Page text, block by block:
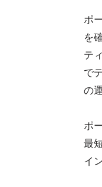
ポ
を
テ
で
の
ポ
最
イ